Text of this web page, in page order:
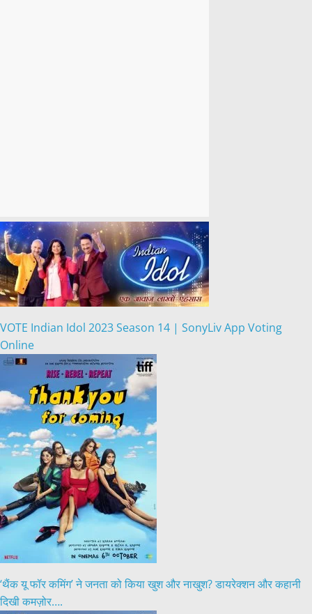
VOTE Indian Idol 2023 Season 14 | SonyLiv App Voting
Online
‘थैंक यू फॉर कमिंग’ ने जनता को किया खुश और नाखुश? डायरेक्शन और कहानी
दिखी कमज़ोर….